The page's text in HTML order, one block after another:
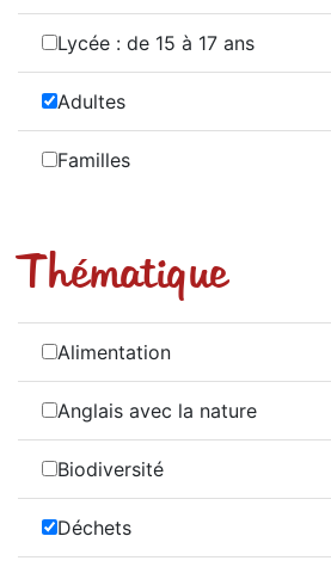
Lycée : de 15 à 17 ans
Adultes
Familles
Thématique
Alimentation
Anglais avec la nature
Biodiversité
Déchets